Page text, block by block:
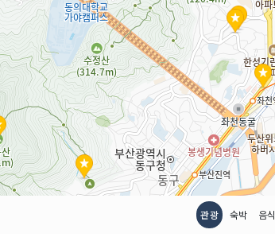
관광 숙박 음식